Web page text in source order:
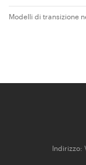
Modelli di transizione
Indirizzo: